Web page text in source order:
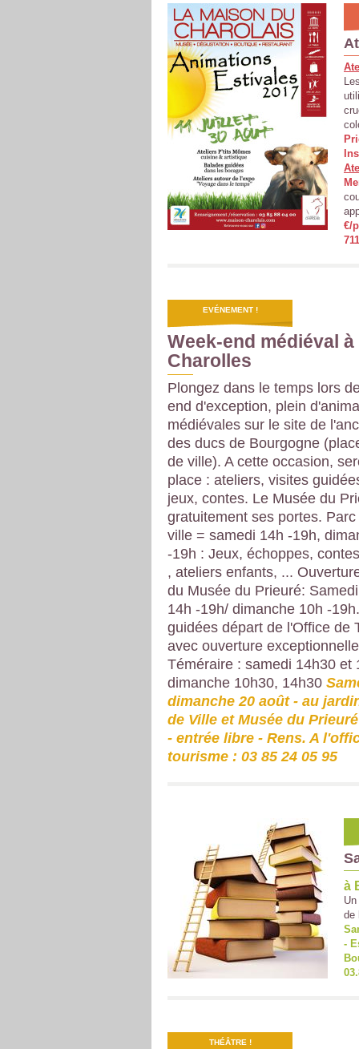
€/
EVÉNEMENT !
Week-end médiéval à
Charolles
Plongez dans le temps lors
end d'exception, plein
médiévales sur le site de
des ducs de Bourgogne
de ville). A cette occasion,
place : ateliers, visites
jeux, contes. Le Musée du
gratuitement ses portes.
ville = samedi 14h -19h,
-19h : Jeux, échoppes,
, ateliers enfants, ...
du Musée du Prieuré:
14h -19h/ dimanche 10h -
guidées départ de l'Office de
avec ouverture
Téméraire : samedi 14h30 et
dimanche 10h30, 14h30
dimanche 20 août - au
de Ville et Musée du
- entrée libre - Rens. A
tourisme : 03 85 24 05 95
à
de
-
THÉÂTRE !